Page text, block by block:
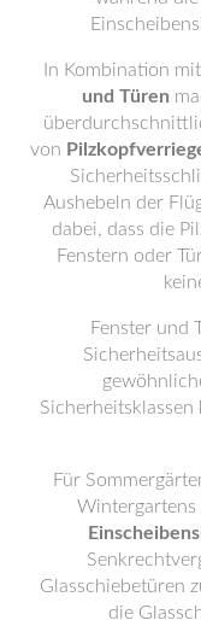
In Kombination
und Türen
von
Aushebeln der
dabei, dass die
Fenstern oder
Fenster und
Sicherheitsklassen
Für
Wintergartens
Glasschiebetüren
die